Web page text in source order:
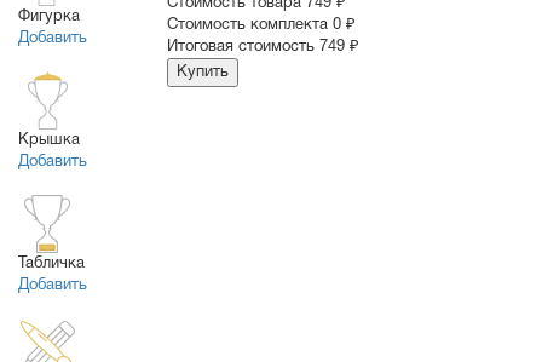
Фигурка
Добавить
Крышка
Добавить
Табличка
Добавить
Cтоимость товара 749 ₽
Стоимость комплекта 0 ₽
Итоговая стоимость 749 ₽
Купить